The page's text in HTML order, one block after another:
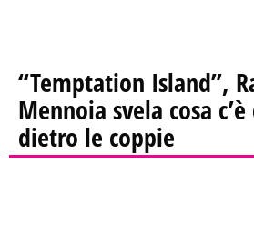
“Temptation Island”,
Mennoia svela cosa
dietro le coppie